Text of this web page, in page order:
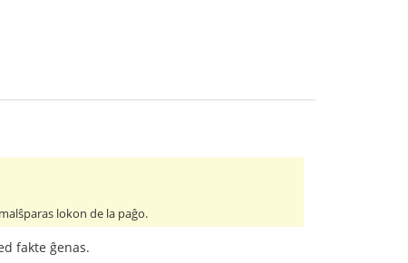
lokon de la paĝo.
fakte ĝenas.